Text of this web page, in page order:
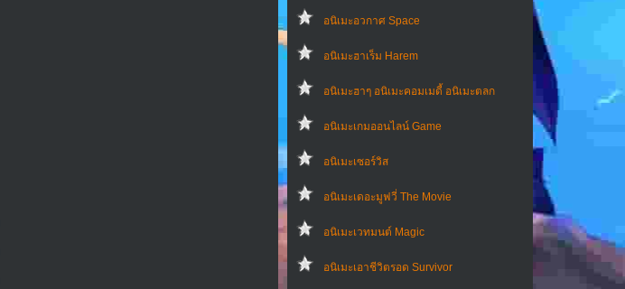
อนิเมะอวกาศ Space
อนิเมะฮาเร็ม Harem
อนิเมะฮาๆ อนิเมะคอมเมดี้ อนิเมะตลก
อนิเมะเกมออนไลน์ Game
อนิเมะเซอร์วิส
อนิเมะเดอะมูฟวี่ The Movie
อนิเมะเวทมนต์ Magic
อนิเมะเอาชีวิตรอด Survivor